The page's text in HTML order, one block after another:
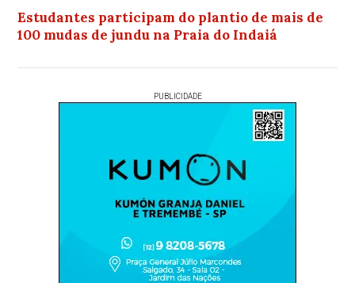
Estudantes participam do plantio de mais de
100 mudas de jundu na Praia do Indaiá
PUBLICIDADE